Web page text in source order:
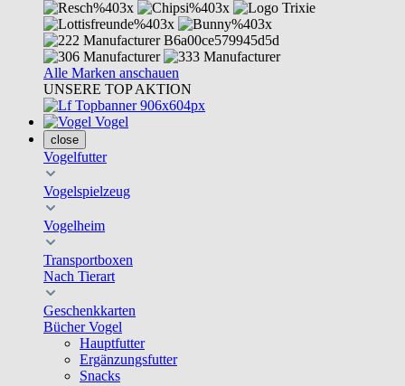
Alle Marken anschauen
UNSERE TOP AKTION
Vogel
close
Vogelfutter
Vogelspielzeug
Vogelheim
Transportboxen
Nach Tierart
Geschenkkarten
Bücher Vogel
Hauptfutter
Ergänzungsfutter
Snacks